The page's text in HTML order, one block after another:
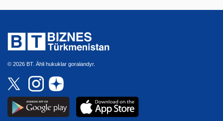
© 2026 BT. Ähli hukuklar goralandyr.